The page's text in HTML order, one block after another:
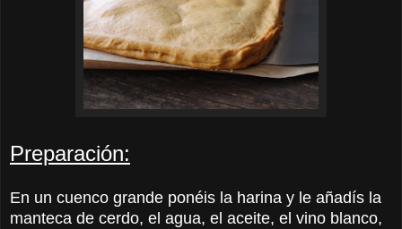
Preparación:
En un cuenco grande ponéis la harina y le añadís la
manteca de cerdo, el agua, el aceite, el vino blanco,